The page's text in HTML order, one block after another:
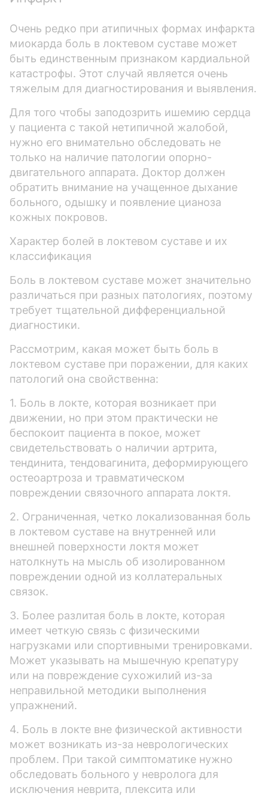
Очень редко при атипичных формах инфаркта
миокарда боль в локтевом суставе может
быть единственным признаком кардиальной
катастрофы. Этот случай является очень
тяжелым для диагностирования и выявления.
Для того чтобы заподозрить ишемию сердца
у пациента с такой нетипичной жалобой,
нужно его внимательно обследовать не
только на наличие патологии опорно-
двигательного аппарата. Доктор должен
обратить внимание на учащенное дыхание
больного, одышку и появление цианоза
кожных покровов.
Характер болей в локтевом суставе и их
классификация
Боль в локтевом суставе может значительно
различаться при разных патологиях, поэтому
требует тщательной дифференциальной
диагностики.
Рассмотрим, какая может быть боль в
локтевом суставе при поражении, для каких
патологий она свойственна:
1. Боль в локте, которая возникает при
движении, но при этом практически не
беспокоит пациента в покое, может
свидетельствовать о наличии артрита,
тендинита, тендовагинита, деформирующего
остеоартроза и травматическом
повреждении связочного аппарата локтя.
2. Ограниченная, четко локализованная боль
в локтевом суставе на внутренней или
внешней поверхности локтя может
натолкнуть на мысль об изолированном
повреждении одной из коллатеральных
связок.
3. Более разлитая боль в локте, которая
имеет четкую связь с физическими
нагрузками или спортивными тренировками.
Может указывать на мышечную крепатуру
или на повреждение сухожилий из-за
неправильной методики выполнения
упражнений.
4. Боль в локте вне физической активности
может возникать из-за неврологических
проблем. При такой симптоматике нужно
обследовать больного у невролога для
исключения неврита, плексита или